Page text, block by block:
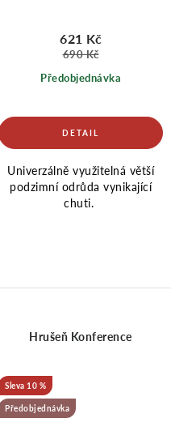
Předobjednávka
621 Kč
690 Kč
Univerzálně využitelná větší
podzimní odrůda vynikající
chuti.
Hrušeň Konference
10 %
Předobjednávka